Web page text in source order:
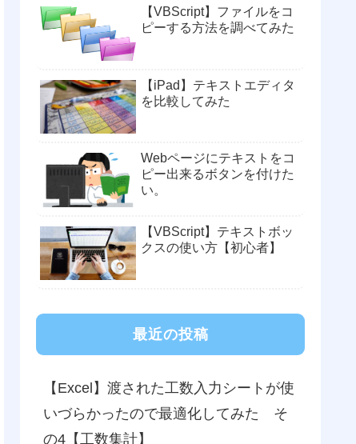
【VBScript】ファイルをコ
ピーする方法を調べてみた
【iPad】テキストエディタ
を比較してみた
Webページにテキストをコ
ピー出来るボタンを付けた
い。
【VBScript】テキストボッ
クスの使い方【初心者】
最近の投稿
【Excel】渡された工数入力シートが使
いづらかったので最適化してみた そ
の4【工数集計】